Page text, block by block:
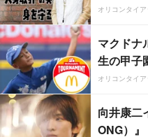
オリコンタイ
マクドナ
生の甲子
オリコンタイ
向井康二
ONG）』